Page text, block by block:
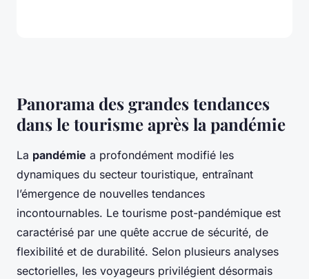
Panorama des grandes tendances
dans le tourisme après la pandémie
La pandémie a profondément modifié les
dynamiques du secteur touristique, entraînant
l’émergence de nouvelles tendances
incontournables. Le tourisme post-pandémique est
caractérisé par une quête accrue de sécurité, de
flexibilité et de durabilité. Selon plusieurs analyses
sectorielles, les voyageurs privilégient désormais